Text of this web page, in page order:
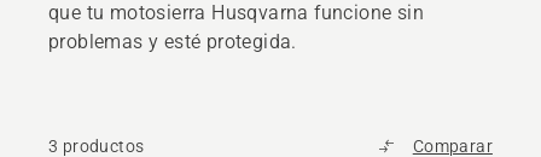
que tu motosierra Husqvarna funcione sin
problemas y esté protegida.
3 productos Comparar